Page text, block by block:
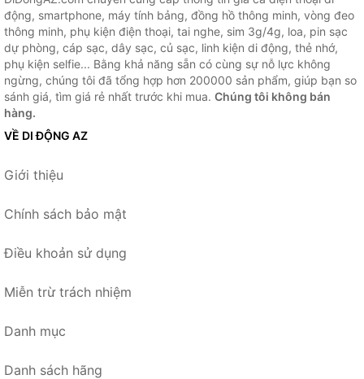
động, smartphone, máy tính bảng, đồng hồ thông minh, vòng đeo
thông minh, phụ kiện điện thoại, tai nghe, sim 3g/4g, loa, pin sạc
dự phòng, cáp sạc, dây sạc, củ sạc, linh kiện di động, thẻ nhớ,
phụ kiện selfie... Bằng khả năng sẵn có cùng sự nỗ lực không
ngừng, chúng tôi đã tổng hợp hơn 200000 sản phẩm, giúp bạn so
sánh giá, tìm giá rẻ nhất trước khi mua. Chúng tôi không bán
hàng.
VỀ DI ĐỘNG AZ
Giới thiệu
Chính sách bảo mật
Điều khoản sử dụng
Miễn trừ trách nhiệm
Danh mục
Danh sách hãng